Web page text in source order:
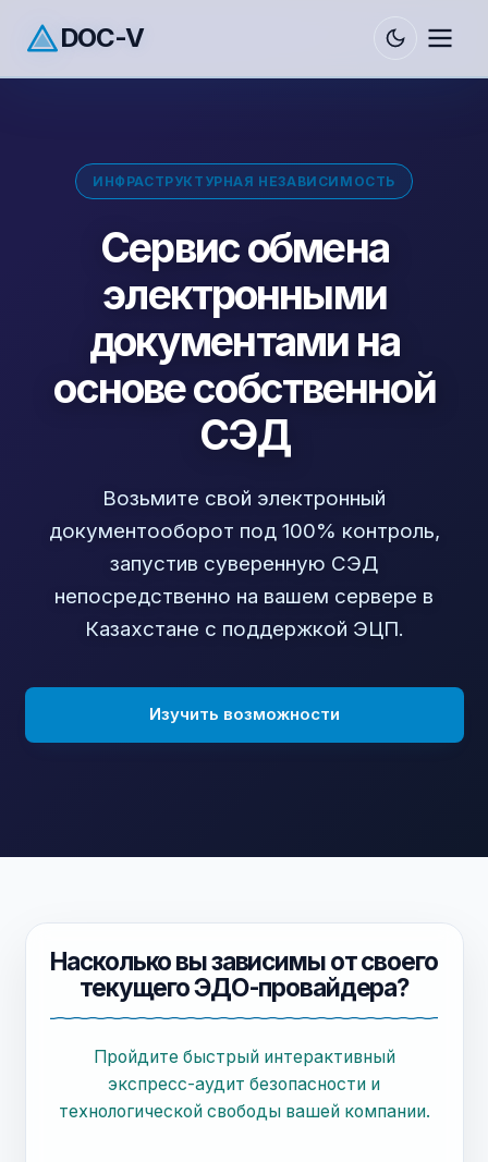
DOC-V
ИНФРАСТРУКТУРНАЯ НЕЗАВИСИМОСТЬ
Сервис обмена
электронными
документами на
основе собственной
СЭД
Возьмите свой электронный
документооборот под 100% контроль,
запустив суверенную СЭД
непосредственно на вашем сервере в
Казахстане с поддержкой ЭЦП.
Изучить возможности
Насколько вы зависимы от своего
текущего ЭДО-провайдера?
Пройдите быстрый интерактивный
экспресс-аудит безопасности и
технологической свободы вашей компании.